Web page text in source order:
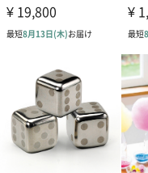
コットン巾着 【誕生
日】（グレー）L（600